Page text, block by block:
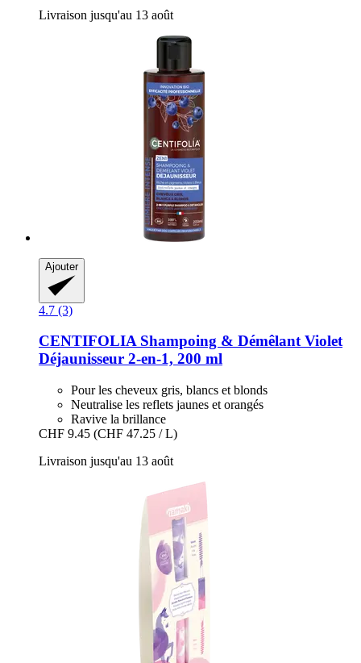
Livraison jusqu'au 13 août
Ajouter
4.7 (3)
CENTIFOLIAShampoing & Démêlant Violet
Déjaunisseur 2-​en-​1, 200 ml
Pour les cheveux gris, blancs et blonds
Neutralise les reflets jaunes et orangés
Ravive la brillance
CHF 9.45 (CHF 47.25 / L)
Livraison jusqu'au 13 août